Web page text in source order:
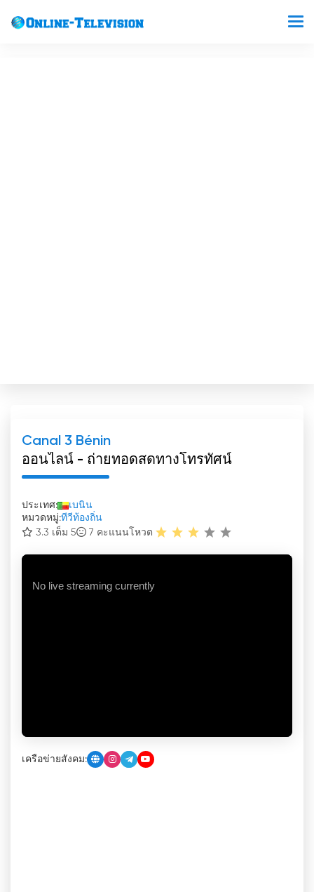
Canal 3 Bénin
ออนไลน์ - ถ่ายทอดสดทางโทรทัศน์
ประเทศ:
เบนิน
หมวดหมู่:ทีวีท้องถิ่น
3.3 เต็ม 5
7 คะแนนโหวต
เครือข่ายสังคม: